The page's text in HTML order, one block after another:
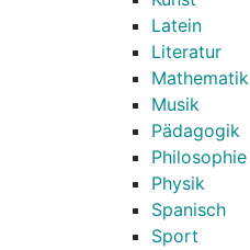
Latein
Literatur
Mathematik
Musik
Pädagogik
Philosophie
Physik
Spanisch
Sport